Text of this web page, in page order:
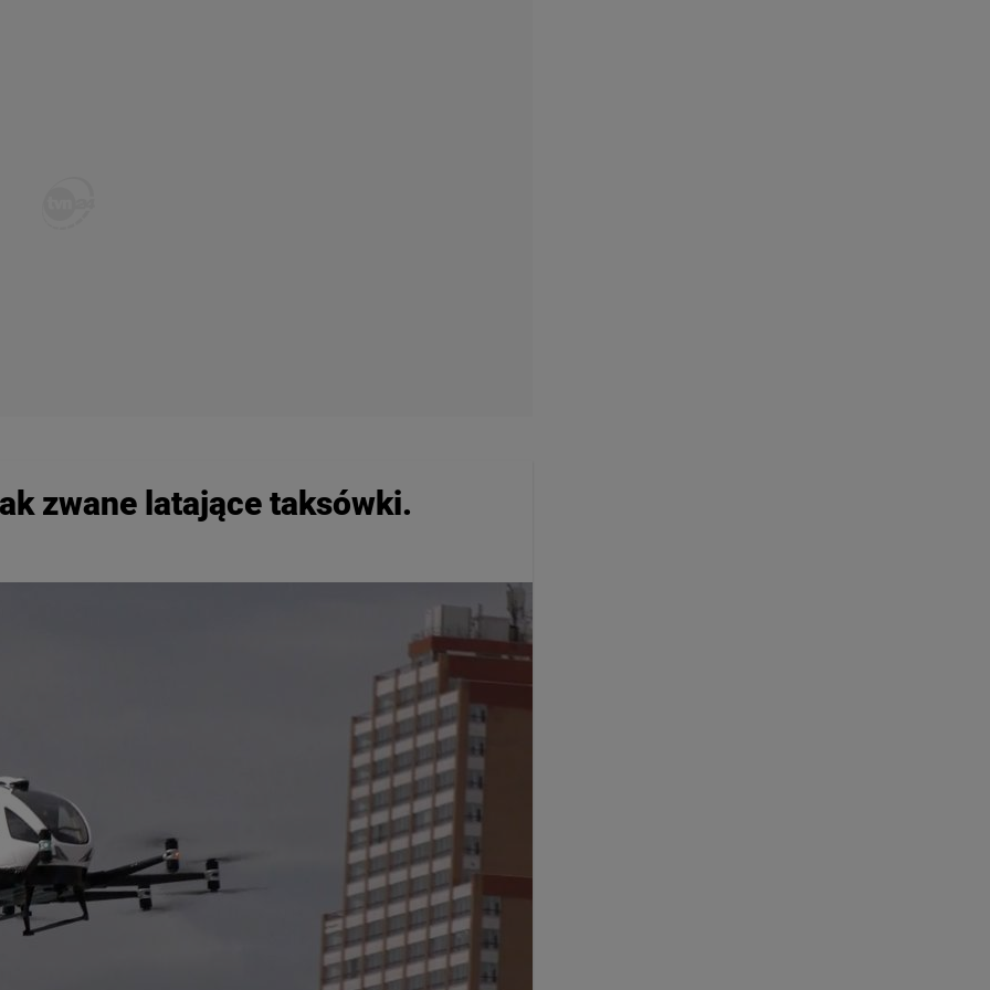
zwane latające taksówki.